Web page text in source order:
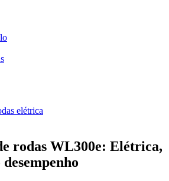
elétrica
rodas WL300e: Elétrica,